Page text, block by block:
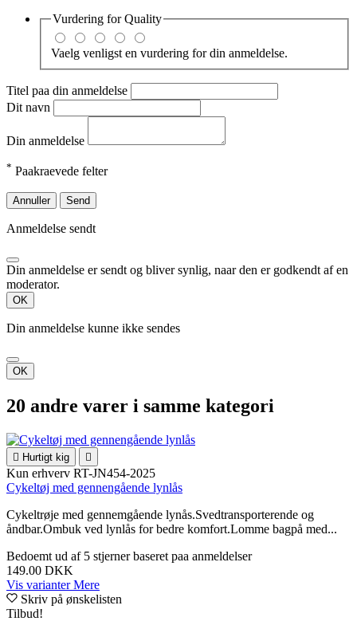
Vurdering forQuality
Vaelg venligst en vurdering for din anmeldelse.
Titel paa din anmeldelse
Dit navn
Din anmeldelse
* Paakraevede felter
Annuller Send
Anmeldelse sendt
Din anmeldelse er sendt og bliver synlig, naar den er godkendt af en
moderator.
OK
Din anmeldelse kunne ikke sendes
OK
20 andre varer i samme kategori
 Hurtigt kig 
Kun erhverv RT-JN454-2025
Cykeltøj med gennengående lynlås
Cykeltrøje med gennemgående lynås.Svedtransporterende og
åndbar.Ombuk ved lynlås for bedre komfort.Lomme bagpå med...
Bedoemt ud af 5 stjerner baseret paa anmeldelser
149.00 DKK
Vis varianterMere
Skriv på ønskelisten
Tilbud!